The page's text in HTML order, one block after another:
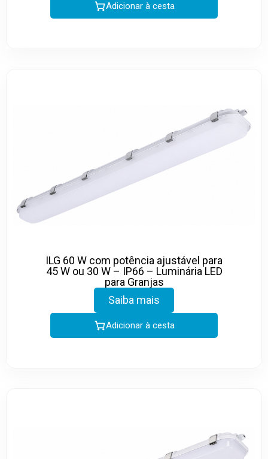
Adicionar à cesta
ILG 60 W com potência ajustável para
45 W ou 30 W – IP66 – Luminária LED
para Granjas
Saiba mais
Adicionar à cesta